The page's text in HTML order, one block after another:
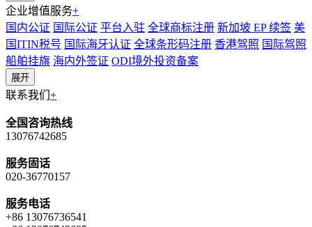
企业增值服务+
国内公证 国际公证 平台入驻 全球商标注册 新加坡 EP 续签 美
国ITIN税号 国际海牙认证 全球条形码注册 香港驾照 国际驾照
船舶挂旗 海内外签证 ODI境外投资备案
展开
联系我们 +
全国咨询热线
13076742685
服务固话
020-36770157
服务电话
+86 13076736541